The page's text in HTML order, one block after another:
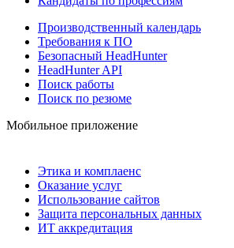
Производственный календарь
Требования к ПО
Безопасный HeadHunter
HeadHunter API
Поиск работы
Поиск по резюме
Мобильное приложение
Этика и комплаенс
Оказание услуг
Использование сайтов
Защита персональных данных
ИТ аккредитация